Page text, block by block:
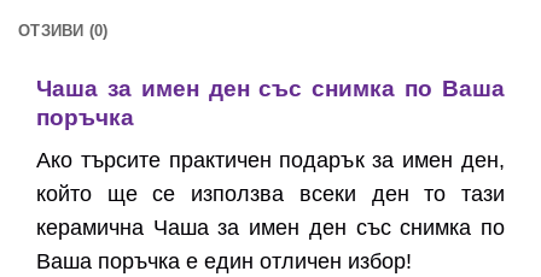
ОТЗИВИ (0)
Чаша за имен ден със снимка по Ваша
поръчка
Ако търсите практичен подарък за имен ден,
който ще се използва всеки ден то тази
керамична Чаша за имен ден със снимка по
Ваша поръчка е един отличен избор!